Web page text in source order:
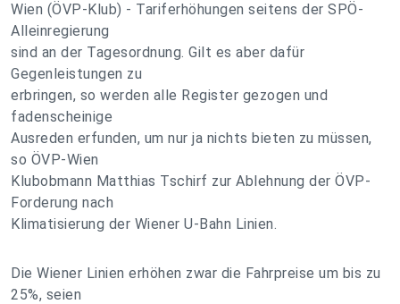
Wien (ÖVP-Klub) - Tariferhöhungen seitens der SPÖ-
Alleinregierung
sind an der Tagesordnung. Gilt es aber dafür
Gegenleistungen zu
erbringen, so werden alle Register gezogen und
fadenscheinige
Ausreden erfunden, um nur ja nichts bieten zu müssen,
so ÖVP-Wien
Klubobmann Matthias Tschirf zur Ablehnung der ÖVP-
Forderung nach
Klimatisierung der Wiener U-Bahn Linien.
Die Wiener Linien erhöhen zwar die Fahrpreise um bis zu
25%, seien